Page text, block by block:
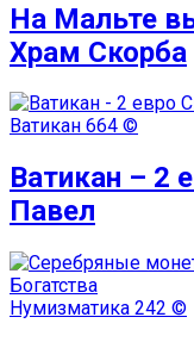
На Мальте
Храм Скорба
Ватикан 664 ©
Ватикан – 2
Павел
Нумизматика 242 ©